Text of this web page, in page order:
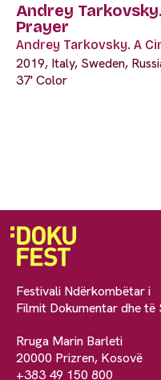
Andrey
Prayer
Andrey Tarkovsky. A
2019, Italy, Sweden,
37' Color
Festivali Ndërkombëtar i
Filmit Dokumentar dhe të
Rruga Marin Barleti
20000 Prizren, Kosovë
+383 49 150 800